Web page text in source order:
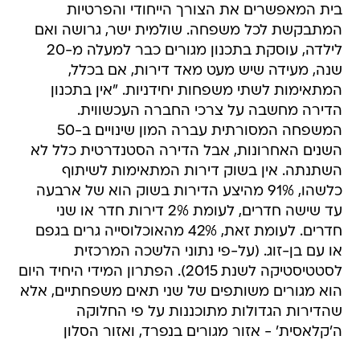
בית המאפשרים את הצורך הייחודי והפרטיות
המתבקשת לכל משפחה. שולמית ישר, גרושה ואם
לילדה, עוסקת בתכנון מגורים כבר למעלה מ-20
שנה, מעידה שיש מעט מאד דירות, אם בכלל,
המתאימות לשתי משפחות יחידניות. "אין בתכנון
הדירה מחשבה על צרכי החברה העכשווית.
המשפחה המסורתית עברה המון שינויים ב-50
השנים האחרונות, אבל הדירה הסטנדרטית כלל לא
השתנתה. אין בשוק דירות המתאימות לשיתוף
כלשהו, 91% מהיצע הדירות בשוק הוא של ארבעה
עד שישה חדרים, לעומת 2% דירות חדר או שני
חדרים. לעומת זאת, 42% מהאוכלוסייה גרים בגפם
או עם בן-זוג. (על-פי נתוני הלשכה המרכזית
לסטטיסטיקה לשנת 2015). הפתרון המידי היחיד היום
הוא מגורים משותפים של שני תאים משפחתיים, אלא
שהדירות הגדולות מתוכננות על פי החלוקה
ה'קלאסית' - אזור מגורים בנפרד, ואזור הסלון